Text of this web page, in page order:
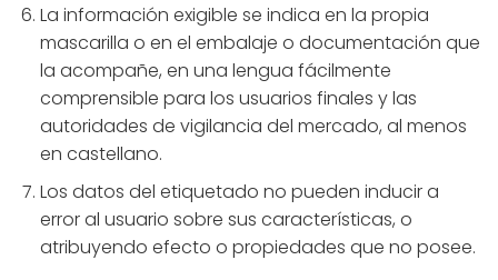
La información exigible se indica en la propia
mascarilla o en el embalaje o documentación que
la acompañe, en una lengua fácilmente
comprensible para los usuarios finales y las
autoridades de vigilancia del mercado, al menos
en castellano.
Los datos del etiquetado no pueden inducir a
error al usuario sobre sus características, o
atribuyendo efecto o propiedades que no posee.